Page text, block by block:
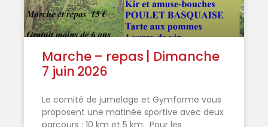
Marche – repas | Dimanche
7 juin 2026
Le comité de jumelage et Gymforme vous
proposent une matinée sportive avec deux
parcours : 10 km et 5 km. Pour les